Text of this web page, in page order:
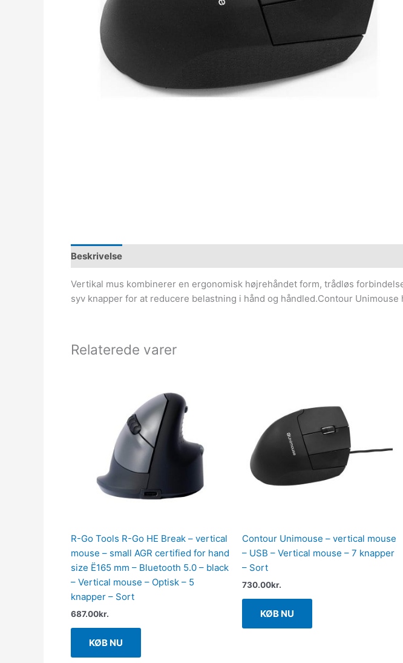
Beskrivelse
Vertikal mus kombinerer en ergonomisk højrehåndet form, trådløs
syv knapper for at reducere belastning i hånd og håndled.Contour
Relaterede varer
R-Go Tools R-Go HE Break – vertical
mouse – small AGR certified for hand
size Ë165 mm – Bluetooth 5.0 – black
– Vertical mouse – Optisk – 5
knapper – Sort
687.00kr.
KØB NU
Contour Unimouse – vertical mouse
– USB – Vertical mouse – 7 knapper
– Sort
730.00kr.
KØB NU